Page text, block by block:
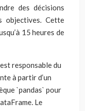
des décisions
objectives. Cette
15 heures de
responsable du
à partir d’un
`pandas` pour
Le